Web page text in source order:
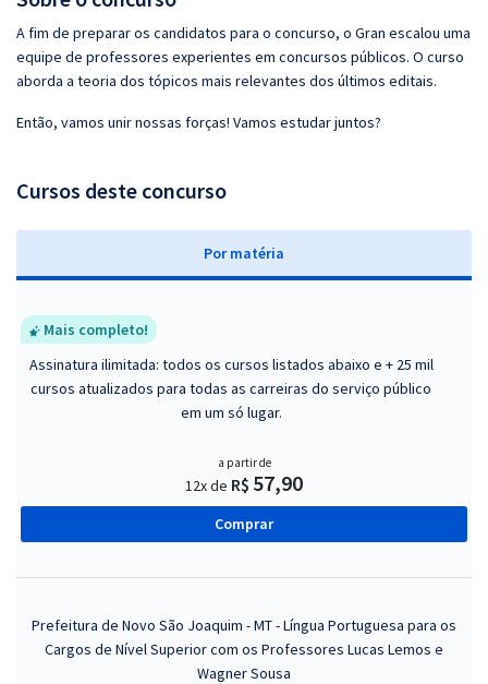
A fim de preparar os candidatos para o concurso, o Gran escalou uma
equipe de professores experientes em concursos públicos. O curso
aborda a teoria dos tópicos mais relevantes dos últimos editais.
Então, vamos unir nossas forças! Vamos estudar juntos?
Cursos deste concurso
Por matéria
Mais completo!
Assinatura ilimitada: todos os cursos listados abaixo e + 25 mil
cursos atualizados para todas as carreiras do serviço público
em um só lugar.
a partir de
12x de R$ 57,90
Comprar
Prefeitura de Novo São Joaquim - MT - Língua Portuguesa para os
Cargos de Nível Superior com os Professores Lucas Lemos e
Wagner Sousa